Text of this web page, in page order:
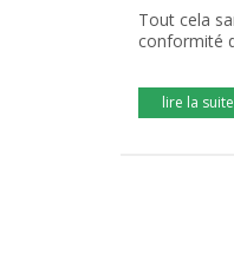
Tout cela
conformité
lire la suite